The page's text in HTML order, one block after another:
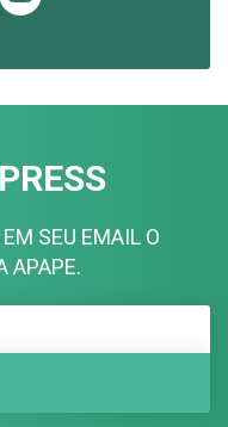
SEU EMAIL O
APAPE.